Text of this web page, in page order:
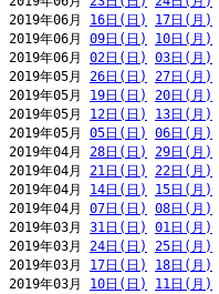
2019年06月 16日(日) 17日(月)
2019年06月 09日(日) 10日(月)
2019年06月 02日(日) 03日(月)
2019年05月 26日(日) 27日(月)
2019年05月 19日(日) 20日(月)
2019年05月 12日(日) 13日(月)
2019年05月 05日(日) 06日(月)
2019年04月 28日(日) 29日(月)
2019年04月 21日(日) 22日(月)
2019年04月 14日(日) 15日(月)
2019年04月 07日(日) 08日(月)
2019年03月 31日(日) 01日(月)
2019年03月 24日(日) 25日(月)
2019年03月 17日(日) 18日(月)
2019年03月 10日(日) 11日(月)